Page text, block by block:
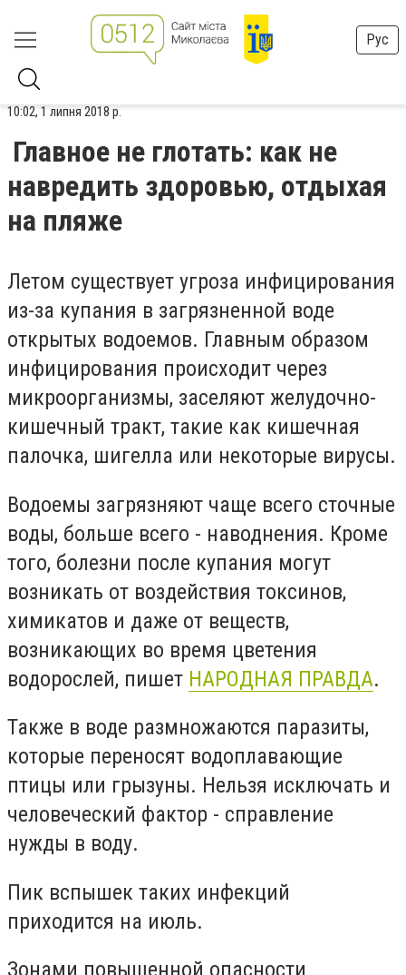
Рус
10:02, 1 липня 2018 р.
Главное не глотать: как не
навредить здоровью, отдыхая
на пляже
Летом существует угроза инфицирования
из-за купания в загрязненной воде
открытых водоемов. Главным образом
инфицирования происходит через
микроорганизмы, заселяют желудочно-
кишечный тракт, такие как кишечная
палочка, шигелла или некоторые вирусы.
Водоемы загрязняют чаще всего сточные
воды, больше всего - наводнения. Кроме
того, болезни после купания могут
возникать от воздействия токсинов,
химикатов и даже от веществ,
возникающих во время цветения
водорослей, пишет НАРОДНАЯ ПРАВДА.
Также в воде размножаются паразиты,
которые переносят водоплавающие
птицы или грызуны. Нельзя исключать и
человеческий фактор - справление
нужды в воду.
Пик вспышек таких инфекций
приходится на июль.
Зонами повышенной опасности